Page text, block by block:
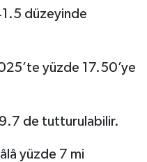
düzeyinde
yüzde 17.50’ye
9.7 de tutturulabilir.
yüzde 7 mi